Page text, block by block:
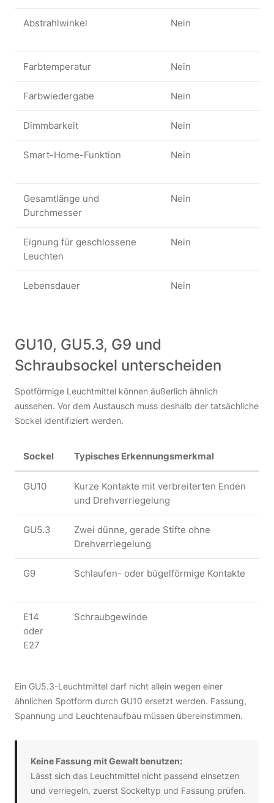
Abstrahlwinkel Nein
Farbtemperatur Nein
Farbwiedergabe Nein
Dimmbarkeit Nein
Smart-Home-Funktion Nein
Gesamtlänge und
Durchmesser
Nein
Eignung für geschlossene
Leuchten
Nein
Lebensdauer Nein
GU10, GU5.3, G9 und
Schraubsockel unterscheiden
Spotförmige Leuchtmittel können äußerlich ähnlich
aussehen. Vor dem Austausch muss deshalb der tatsächliche
Sockel identifiziert werden.
Sockel Typisches Erkennungsmerkmal
GU10
Kurze Kontakte mit verbreiterten Enden
und Drehverriegelung
GU5.3
Zwei dünne, gerade Stifte ohne
Drehverriegelung
G9 Schlaufen- oder bügelförmige Kontakte
E14
oder
E27
Schraubgewinde
Ein GU5.3-Leuchtmittel darf nicht allein wegen einer
ähnlichen Spotform durch GU10 ersetzt werden. Fassung,
Spannung und Leuchtenaufbau müssen übereinstimmen.
Keine Fassung mit Gewalt benutzen:
Lässt sich das Leuchtmittel nicht passend einsetzen
und verriegeln, zuerst Sockeltyp und Fassung prüfen.